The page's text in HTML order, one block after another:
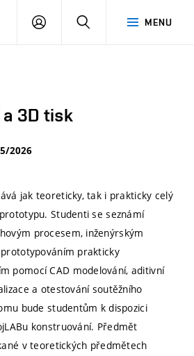
MENU
PŘIHLÁSIT
3D tisk
2026
jak teoreticky, tak i prakticky celý
Studenti se seznámí
procesem, inženýrským
prakticky
pomocí CAD modelování, aditivní
a otestování soutěžního
bude studentům k dispozici
konstruování. Předmět
v teoretických předmětech